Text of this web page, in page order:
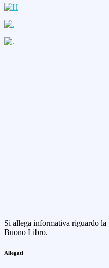
Si allega informativa riguardo la
Buono Libro.
Allegati